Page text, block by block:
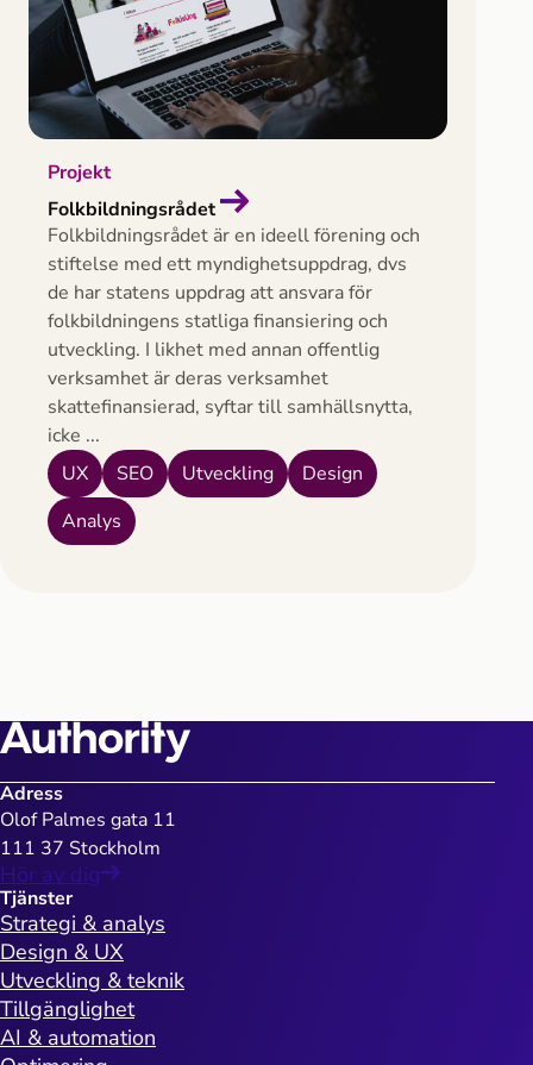
Projekt
Folkbildningsrådet
Folkbildningsrådet är en ideell förening och
stiftelse med ett myndighetsuppdrag, dvs
de har statens uppdrag att ansvara för
folkbildningens statliga finansiering och
utveckling. I likhet med annan offentlig
verksamhet är deras verksamhet
skattefinansierad, syftar till samhällsnytta,
icke ...
UX
SEO Utveckling
Design
Analys
Adress
Olof Palmes gata 11
111 37 Stockholm
Hör av dig
Tjänster
Strategi & analys
Design & UX
Utveckling & teknik
Tillgänglighet
AI & automation